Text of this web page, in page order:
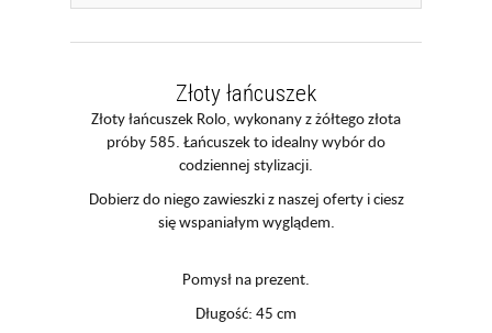
Złoty łańcuszek
Złoty łańcuszek Rolo, wykonany z żółtego złota
próby 585. Łańcuszek to idealny wybór do
codziennej stylizacji.
Dobierz do niego zawieszki z naszej oferty i ciesz
się wspaniałym wyglądem.
Pomysł na prezent.
Długość: 45 cm